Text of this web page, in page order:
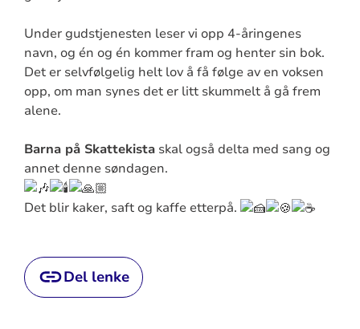
Under gudstjenesten leser vi opp 4-åringenes
navn, og én og én kommer fram og henter sin bok.
Det er selvfølgelig helt lov å få følge av en voksen
opp, om man synes det er litt skummelt å gå frem
alene.
Barna på Skattekistaskal også delta med sang og
annet denne søndagen.
Det blir kaker, saft og kaffe etterpå.
Del lenke